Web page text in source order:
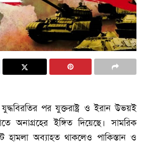
পর যুক্তরাষ্ট্র ও ইরান উভয়ই
অনাগ্রহের ইঙ্গিত দিয়েছে। সামরিক
হামলা অব্যাহত থাকলেও পাকিস্তান ও